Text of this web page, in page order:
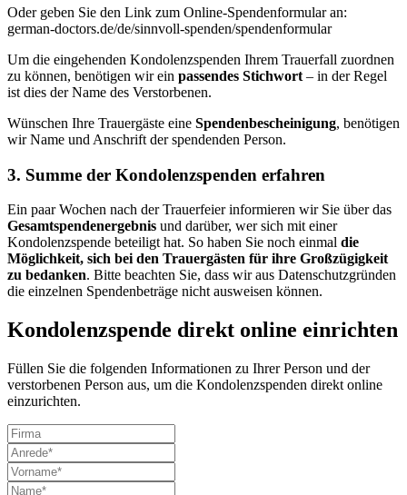
Oder geben Sie den Link zum Online-Spendenformular an:
german-doctors.de/de/sinnvoll-spenden/spendenformular
Um die ein­gehenden Kondolenz­spenden Ihrem Trauer­fall zuordnen
zu können, benötigen wir ein passendes Stichwort – in der Regel
ist dies der Name des Ver­storbenen.
Wünschen Ihre Trauer­gäste eine Spenden­beschei­nigung, benötigen
wir Name und Anschrift der spendenden Person.
3. Summe der Kondolenz­spenden erfahren
Ein paar Wochen nach der Trauerfeier infor­mieren wir Sie über das
Gesamt­spenden­ergebnis und darüber, wer sich mit einer
Kondolenz­spende beteiligt hat. So haben Sie noch einmal die
Möglich­keit, sich bei den Trauer­gästen für ihre Groß­zügigkeit
zu bedanken. Bitte beachten Sie, dass wir aus Daten­schutz­gründen
die einzelnen Spenden­beträge nicht ausweisen können.
Kondolenzspende direkt online einrichten
Füllen Sie die folgenden Informationen zu Ihrer Person und der
verstorbenen Person aus, um die Kondolenzspenden direkt online
einzurichten.